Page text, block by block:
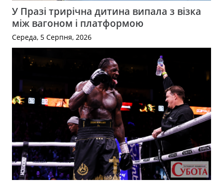
У Празі трирічна дитина випала з візка
між вагоном і платформою
Середа, 5 Серпня, 2026